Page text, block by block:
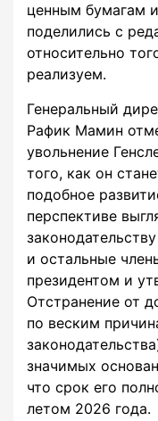
ценным бумагам
поделились с
относительно
реализуем.
Генеральный
Рафик Мамин
увольнение
того, как он
подобное
перспективе
и остальные
президентом и
Отстранение от
по веским
значимых
что срок его
летом 2026 года.